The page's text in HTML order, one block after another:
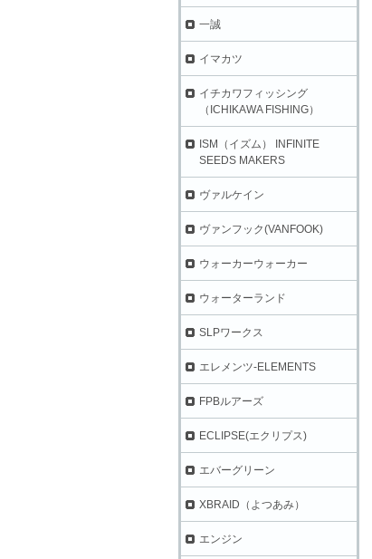
一誠
イマカツ
イチカワフィッシング
（ICHIKAWA FISHING）
ISM（イズム） INFINITE
SEEDS MAKERS
ヴァルケイン
ヴァンフック(VANFOOK)
ウォーカーウォーカー
ウォーターランド
SLPワークス
エレメンツ-ELEMENTS
FPBルアーズ
ECLIPSE(エクリプス)
エバーグリーン
XBRAID（よつあみ）
エンジン